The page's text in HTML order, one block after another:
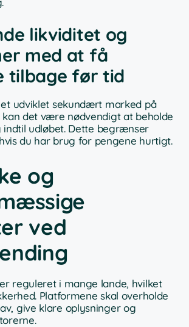
likviditet og
med at få
tilbage før tid
udviklet sekundært marked på
det være nødvendigt at beholde
indtil udløbet. Dette begrænser
du har brug for pengene hurtigt.
og
ved
reguleret i mange lande, hvilket
Platformene skal overholde
give klare oplysninger og